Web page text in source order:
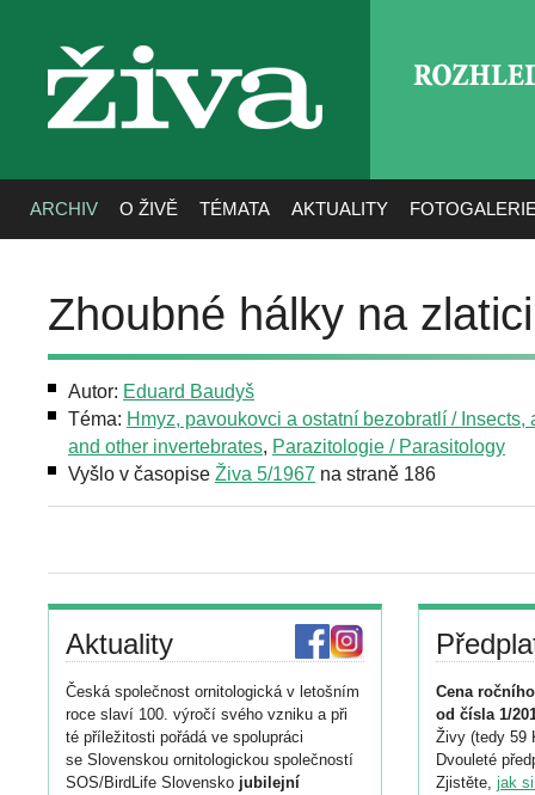
živa
ARCHIV O ŽIVĚ TÉMATA AKTUALITY
Zhoubné hálky na
Autor: Eduard Baudyš
Téma: Hmyz, pavoukovci a ostatní bezobratlí / Insects,
and other invertebrates, Parazitologie / Parasitology
Vyšlo v časopise Živa 5/1967 na straně 186
Aktuality
Česká společnost ornitologická v letošním
roce slaví 100. výročí svého vzniku a při
té příležitosti pořádá ve spolupráci
se Slovenskou ornitologickou společností
SOS/BirdLife Slovensko jubilejní
Cena
od čísla 1/
Živy (tedy 59
Dvouleté
Zjistěte, jak